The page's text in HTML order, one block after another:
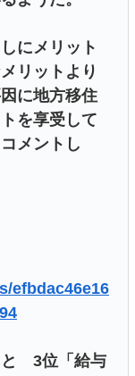
にメリット
リットより
に地方移住
を享受して
メントし
efbdac46e16
と 3位「給与